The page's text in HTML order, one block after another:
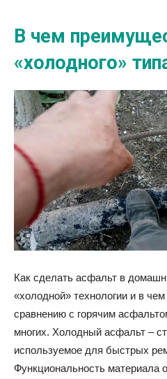
В чем
«холодного»
Как сделать асфальт в
«холодной» технологии и в
сравнению с горячим
многих. Холодный асфальт –
используемое для быстрых
Функциональность материала